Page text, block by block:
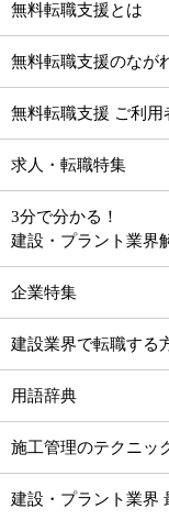
無料転職支援とは
無料転職支援のなが
無料転職支援 ご利用
求人・転職特集
3分で分かる！
建設・プラント業界
企業特集
建設業界で転職する
用語辞典
施工管理のテクニッ
建設・プラント業界